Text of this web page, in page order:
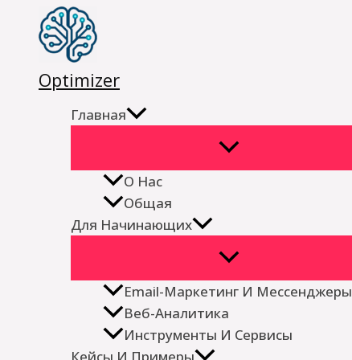
Перейти
содержимому
Optimizer
Главная
О Нас
Общая
Для Начинающих
Email-Маркетинг И Мессенджеры
Веб-Аналитика
Инструменты И Сервисы